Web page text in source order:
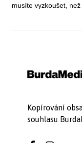
musíte vyzkoušet,
Kopírování
souhlasu